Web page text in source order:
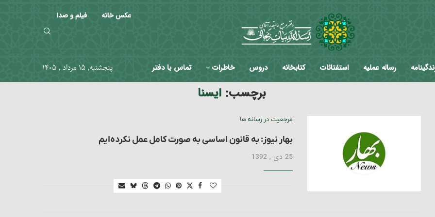
عکس خانه فیلم و صدا
رساله عملیه استفتائات کتابخانه دروس خاطرات تماس با دفتر پنجشنبه, ۱۵ مرداد , ۱۴۰۵
برچسب:ایسنا
مرجعیت در رسانه ها
بهار نیوز: به قانون‌ اساسی به صورت کامل عمل نکرده‌ایم
25 دی , 1392